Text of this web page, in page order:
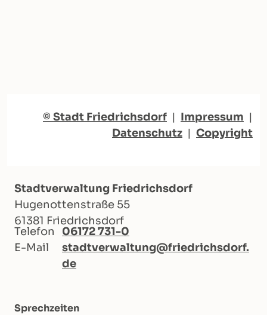
© Stadt Friedrichsdorf | Impressum |
Datenschutz | Copyright
Stadtverwaltung Friedrichsdorf
Hugenottenstraße 55
61381 Friedrichsdorf
Telefon
06172 731-0
E-Mail
stadtverwaltung@friedrichsdorf.
de
Sprechzeiten